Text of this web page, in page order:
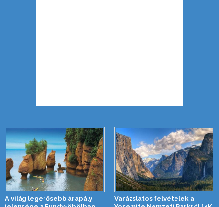
A világ legerősebb árapály
Varázslatos felvételek a